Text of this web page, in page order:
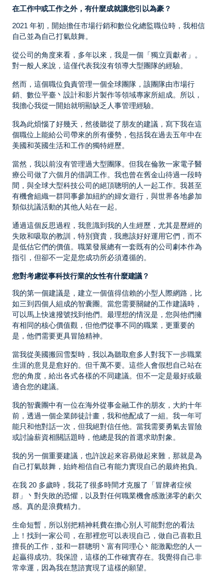
在工作中或工作之外，有什麼成就讓您引以為豪？
2021 年初，開始擔任市場行銷和數位化總監職位時，我相信
自己並為自己打氣鼓舞。
從公司的角度來看，多年以來，我是一個「獨立貢獻者」。
對一般人來說，這僅代表我沒有領導大型團隊的經驗。
然而，這個職位負責管理一個全球團隊，該團隊由市場行
銷、數位平臺丶設計和影片製作等領域專家所組成。所以，
我擔心我從一開始就明顯缺乏人事管理經驗。
我為此煩惱了好幾天，然後聽從了朋友的建議，寫下我在這
個職位上能給公司帶來的所有優勢，包括我在過去五年中在
美國和英國生活和工作的獨特經歷。
當然，我以前沒有管理過大型團隊。但我在倫敦一家電子醫
療公司做了六個月的借調工作。我也曾在舊金山待過一段時
間，與全球大型科技公司的絕頂聰明的人一起工作。我甚至
有機會組織一群同事參加紐約的婦女遊行，與世界各地參加
類似抗議活動的其他人站在一起。
通過這個反思過程，我意識到我的人生經歷，尤其是歷經的
失敗和吸取的教訓，特別寶貴，我應該好好運用它們，而不
是低估它們的價值。職業發展總有一套既有的公司劇本作為
指引，但卻不一定是您成功所必須遵循的。
您對考慮從事科技行業的女性有什麼建議？
我的第一個建議是，建立一個值得信賴的小型人際網路，比
如三到四個人組成的智囊團。當您需要關鍵的工作建議時，
可以馬上快速撥號找到他們。最理想的情況是，您與他們擁
有相同的核心價值觀，但他們從事不同的職業，更重要的
是，他們需要更具冒險精神。
當我從美國搬回雪梨時，我以為聽取愈多人對我下一步職業
生涯的意見是愈好的。但千萬不要。這些人會假想自己站在
您的角度，給出各式各樣的不同建議。但不一定是最好或最
適合您的建議。
我的智囊團中有一位在海外從事金融工作的朋友，大約十年
前，透過一個企業師徒計畫，我和他配成了一組。我一年可
能只和他對話一次，但我絕對信任他。當我需要勇氣去冒險
或討論薪資相關話題時，他總是我的首選求助對象。
我的另一個重要建議，也許說起來容易做起來難，那就是為
自己打氣鼓舞，始終相信自己有能力實現自己的最終抱負。
在我 20 多歲時，我花了很多時間才克服了「冒牌者症候
群」丶對失敗的恐懼，以及對任何職業機會感激涕零的虧欠
感。真的是浪費精力。
生命短暫，所以別把精神耗費在擔心別人可能對您的看法
上！找到一家公司，在那裡您可以表現自己，做自己喜歡且
擅長的工作，並和一群聰明丶富有同理心丶能激勵您的人一
起贏得成功。我保證，這樣的工作確實存在。我覺得自己非
常幸運，因為我在慧諮實現了這樣的願望。